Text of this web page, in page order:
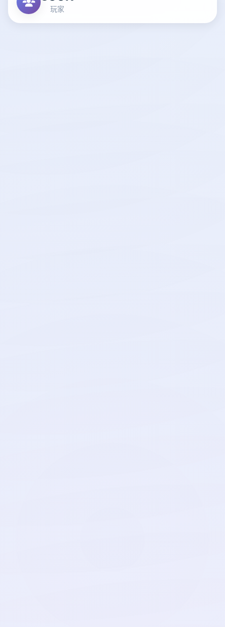
玩家